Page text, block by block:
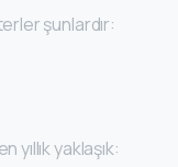
şunlardır:
yaklaşık: